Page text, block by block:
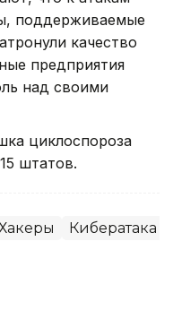
поддерживаемые
качество
предприятия
над своими
циклоспороза
штатов.
Кибератака